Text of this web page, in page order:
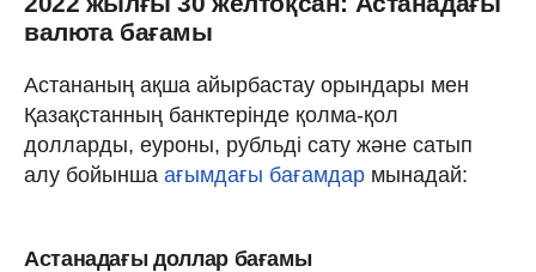
валюта бағамы
Астананың ақша айырбастау орындары мен
Қазақстанның банктерінде қолма-қол
долларды, еуроны, рубльді сату және сатып
алу бойынша ағымдағы бағамдар мынадай:
Астанадағы доллар бағамы